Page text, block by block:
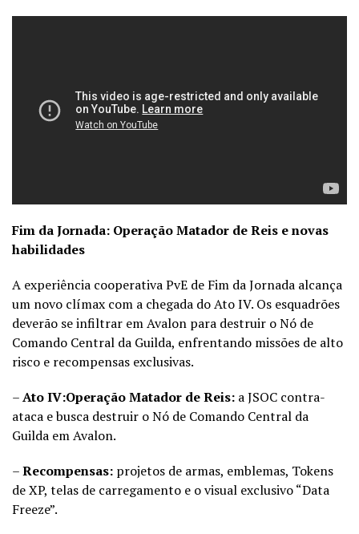
Fim da Jornada: Operação Matador de Reis e novas
habilidades
A experiência cooperativa PvE de Fim da Jornada alcança
um novo clímax com a chegada do Ato IV. Os esquadrões
deverão se infiltrar em Avalon para destruir o Nó de
Comando Central da Guilda, enfrentando missões de alto
risco e recompensas exclusivas.
–Ato IV:Operação Matador de Reis: a JSOC contra-
ataca e busca destruir o Nó de Comando Central da
Guilda em Avalon.
–Recompensas: projetos de armas, emblemas, Tokens
de XP, telas de carregamento e o visual exclusivo “Data
Freeze”.